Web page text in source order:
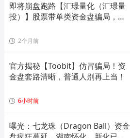
即将崩盘跑路【汇璟量化（汇璟量
投）】股票带单类资金盘骗局，日
2个月前
官方揭秘【Toobit】仿冒骗局！资
金盘套路清晰，普通人别再上当！
6小时前
曝光：七龙珠（Dragon Ball）资金